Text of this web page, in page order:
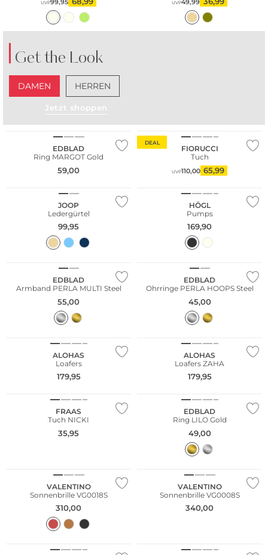
UVP99,95 UVP49,99
Get the Look
DAMEN HERREN
Jetzt shoppen
EDBLAD
Ring MARGOT Gold
59,00
DEAL
FIORUCCI
Tuch
UVP110,00 65,99
JOOP
Ledergürtel
99,95
HÖGL
Pumps
169,90
EDBLAD
Armband PERLA MULTI Steel
55,00
EDBLAD
Ohrringe PERLA HOOPS Steel
45,00
ALOHAS
Loafers
179,95
ALOHAS
Loafers ZAHA
179,95
FRAAS
Tuch NICKI
35,95
EDBLAD
Ring LILO Gold
49,00
VALENTINO
Sonnenbrille VG0018S
310,00
VALENTINO
Sonnenbrille VG0008S
340,00